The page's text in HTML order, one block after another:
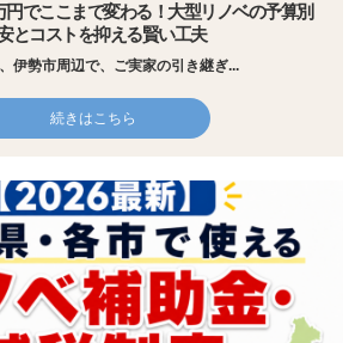
円でここまで変わる！大型リノベの予算別
とコストを抑える賢い工夫
伊勢市周辺で、ご実家の引き継ぎ...
続きはこちら